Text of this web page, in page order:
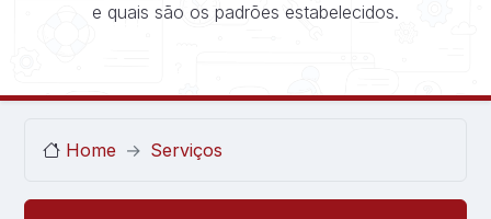
e quais são os padrões estabelecidos.
Home Serviços